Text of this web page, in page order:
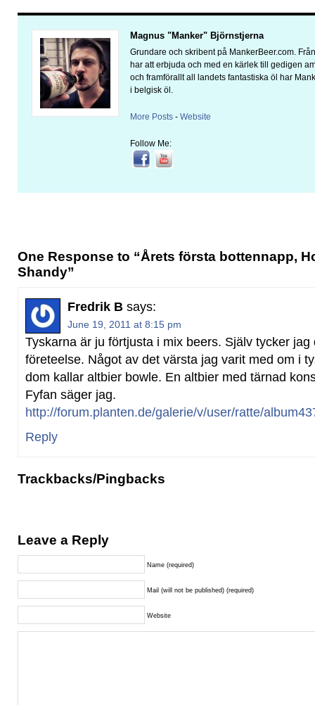
Magnus "Manker" Björnstjerna
Grundare och skribent på MankerBeer.com.
har att erbjuda och med en kärlek till gedigen
och framförallt all landets fantastiska öl har
i belgisk öl.
More Posts - Website
Follow Me:
One Response to “Årets första bottennapp,
Shandy”
Fredrik B says:
June 19, 2011 at 8:15 pm
Tyskarna är ju förtjusta i mix beers. Själv tycker jag
företeelse. Något av det värsta jag varit med om i
dom kallar altbier bowle. En altbier med tärnad
Fyfan säger jag.
http://forum.planten.de/galerie/v/user/ratte/
Reply
Trackbacks/Pingbacks
Leave a Reply
Name (required)
Mail (will not be published) (required)
Website